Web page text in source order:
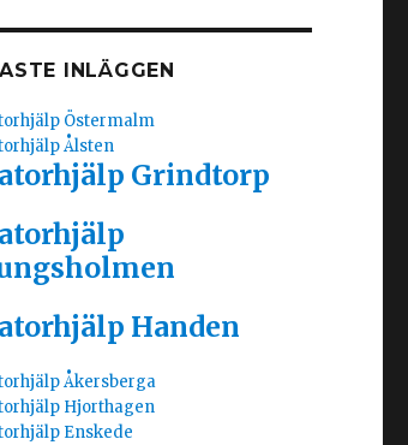
INLÄGGEN
Östermalm
Ålsten
Grindtorp
Handen
Åkersberga
Hjorthagen
Enskede